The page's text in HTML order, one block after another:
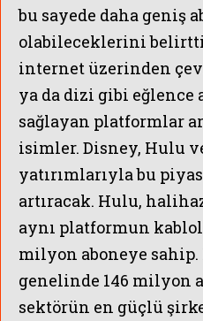
bu sayede daha geniş
olabileceklerini
internet üzerinden
ya da dizi gibi eğlence
sağlayan platformlar
isimler. Disney, Hulu
yatırımlarıyla bu
artıracak. Hulu,
aynı platformun
milyon aboneye
genelinde 146 milyon
sektörün en güçlü